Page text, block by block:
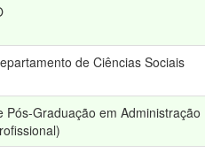
de Ciências Sociais
Pós-Graduação em Administração